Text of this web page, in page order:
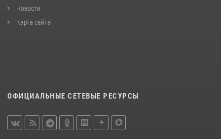
Новости
Карта сайта
ОФИЦИАЛЬНЫЕ СЕТЕВЫЕ РЕСУРСЫ